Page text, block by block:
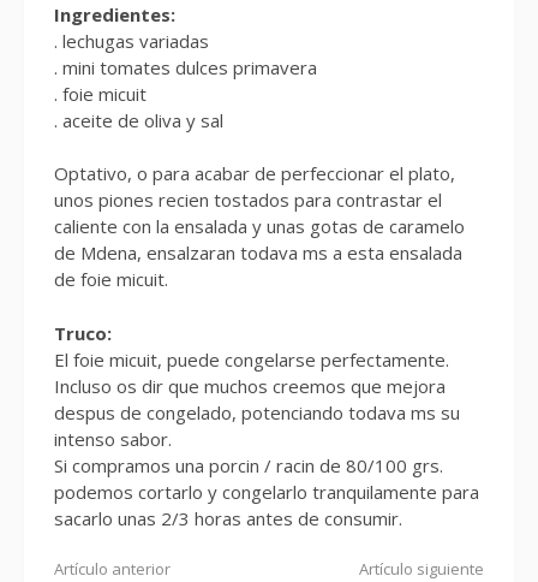
Ingredientes:
. lechugas variadas
. mini tomates dulces primavera
. foie micuit
. aceite de oliva y sal
Optativo, o para acabar de perfeccionar el plato,
unos piones recien tostados para contrastar el
caliente con la ensalada y unas gotas de caramelo
de Mdena, ensalzaran todava ms a esta ensalada
de foie micuit.
Truco:
El foie micuit, puede congelarse perfectamente.
Incluso os dir que muchos creemos que mejora
despus de congelado, potenciando todava ms su
intenso sabor.
Si compramos una porcin / racin de 80/100 grs.
podemos cortarlo y congelarlo tranquilamente para
sacarlo unas 2/3 horas antes de consumir.
Artículo anterior Artículo siguiente